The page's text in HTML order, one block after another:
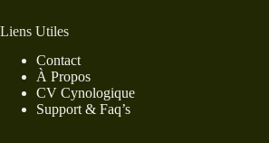
Liens Utiles
Contact
À Propos
CV Cynologique
Support & Faq’s